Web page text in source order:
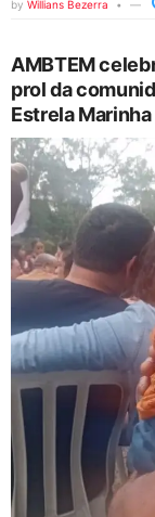
by Willians Bezerra
AMBTEM
prol da
Estrela Marinha